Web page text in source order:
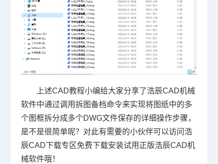
上述CAD教程小编给大家分享了浩辰CAD机械
软件中通过调用拆图备档命令来实现将图纸中的多
个图框拆分成多个DWG文件保存的详细操作步骤，
是不是很简单呢？对此有需要的小伙伴可以访问浩
辰CAD下载专区免费下载安装试用正版浩辰CAD机
械软件哦！